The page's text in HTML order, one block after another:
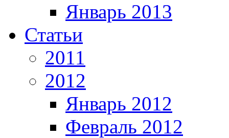
Январь 2013
Статьи
2011
2012
Январь 2012
Февраль 2012